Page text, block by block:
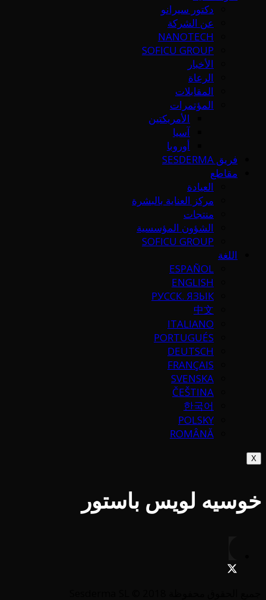
دكتور سيرانو
عن الشركة
NANOTECH
SOFICU GROUP
الأخبار
الرعاة
المقابلات
المؤتمرات
الأمريكتين
آسيا
أوروبا
فريق SESDERMA
مقاطع
العيادة
مركز العناية بالبشرة
منتجات
الشؤون المؤسسية
SOFICU GROUP
اللغة
ESPAÑOL
ENGLISH
РУССК. ЯЗЫК
中文
ITALIANO
PORTUGUÉS
DEUTSCH
FRANÇAIS
SVENSKA
ČEŠTINA
한국어
POLSKY
ROMÂNĂ
X
خوسيه لويس باستور